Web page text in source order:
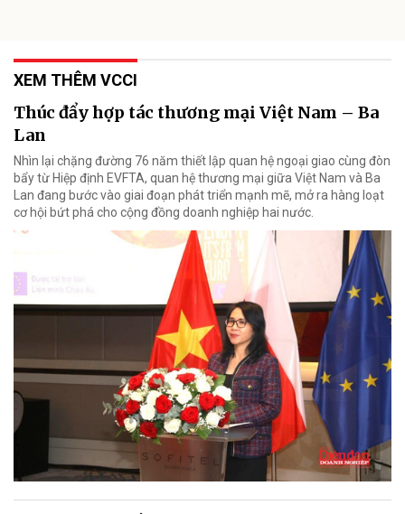
XEM THÊM VCCI
Thúc đẩy hợp tác thương mại Việt Nam – Ba
Lan
Nhìn lại chặng đường 76 năm thiết lập quan hệ ngoại giao cùng đòn
bẩy từ Hiệp định EVFTA, quan hệ thương mại giữa Việt Nam và Ba
Lan đang bước vào giai đoạn phát triển mạnh mẽ, mở ra hàng loạt
cơ hội bứt phá cho cộng đồng doanh nghiệp hai nước.